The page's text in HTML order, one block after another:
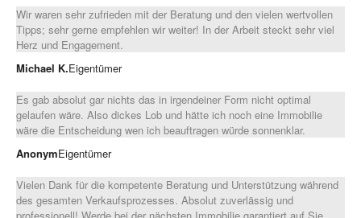
Wir waren sehr zufrieden mit der Beratung und den vielen wertvollen
Tipps; sehr gerne empfehlen wir weiter! In der Arbeit steckt sehr viel
Herz und Engagement.
Michael K.Eigentümer
Es gab absolut gar nichts das in irgendeiner Form nicht optimal
gelaufen wäre. Also dickes Lob und hätte ich noch eine Immobilie
wäre die Entscheidung wen ich beauftragen würde sonnenklar.
AnonymEigentümer
Vielen Dank für die kompetente Beratung und Unterstützung während
des gesamten Verkaufsprozesses. Absolut zuverlässig und